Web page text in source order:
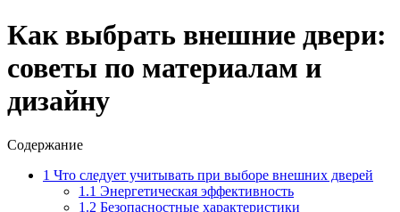
Как выбрать внешние двери:
советы по материалам и
дизайну
Содержание
1 Что следует учитывать при выборе внешних дверей
1.1 Энергетическая эффективность
1.2 Безопасностные характеристики